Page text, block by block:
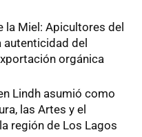
la Miel: Apicultores del
del
orgánica
Lindh asumió como
las Artes y el
región de Los Lagos